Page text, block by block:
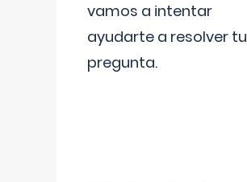
vamos a intentar
ayudarte a resolver tu
pregunta.